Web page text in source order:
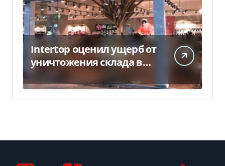
Intertop оценил ущерб от
уничтожения склада в